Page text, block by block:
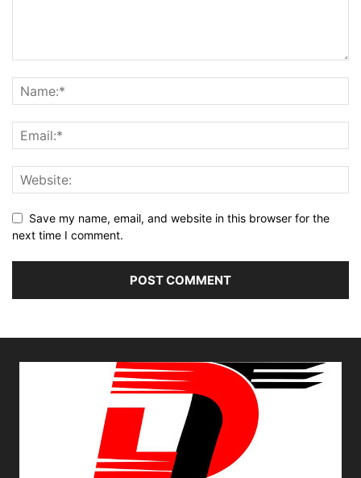
Save my name, email, and website in this browser for the
next time I comment.